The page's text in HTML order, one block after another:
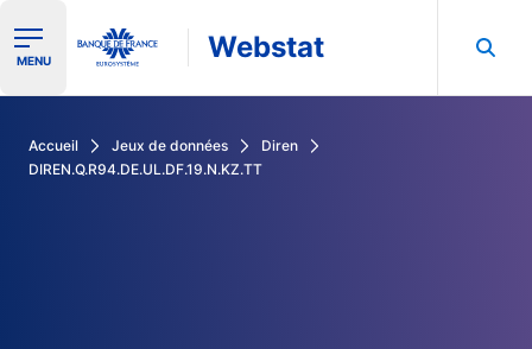
Ouvrir le menu de navigation
MENU Webstat
Accueil Jeux de données
Diren
DIREN.Q.R94.DE.UL.DF.19.N.KZ.TT